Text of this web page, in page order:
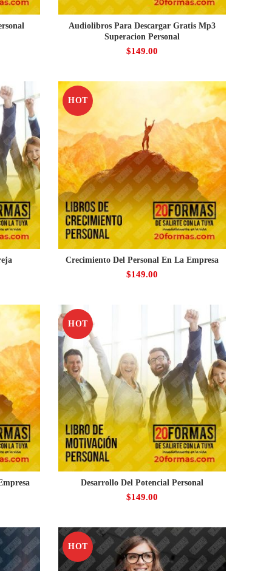
Audiolibros Para Descargar Gratis Mp3
Superacion Personal
$149.00
HOT
Crecimiento Del Personal En La Empresa
$149.00
HOT
Desarrollo Del Potencial Personal
$149.00
HOT